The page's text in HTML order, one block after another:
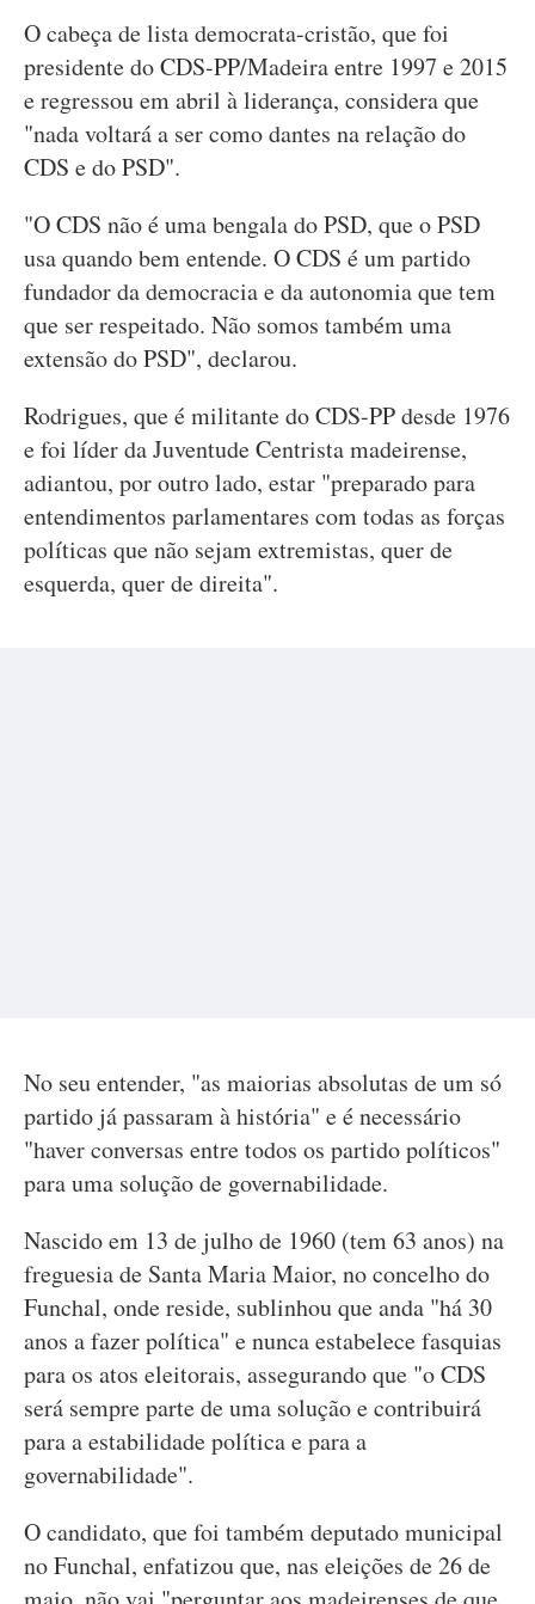
O cabeça de lista democrata-cristão, que foi
presidente do CDS-PP/Madeira entre 1997 e 2015
e regressou em abril à liderança, considera que
"nada voltará a ser como dantes na relação do
CDS e do PSD".
"O CDS não é uma bengala do PSD, que o PSD
usa quando bem entende. O CDS é um partido
fundador da democracia e da autonomia que tem
que ser respeitado. Não somos também uma
extensão do PSD", declarou.
Rodrigues, que é militante do CDS-PP desde 1976
e foi líder da Juventude Centrista madeirense,
adiantou, por outro lado, estar "preparado para
entendimentos parlamentares com todas as forças
políticas que não sejam extremistas, quer de
esquerda, quer de direita".
No seu entender, "as maiorias absolutas de um só
partido já passaram à história" e é necessário
"haver conversas entre todos os partido políticos"
para uma solução de governabilidade.
Nascido em 13 de julho de 1960 (tem 63 anos) na
freguesia de Santa Maria Maior, no concelho do
Funchal, onde reside, sublinhou que anda "há 30
anos a fazer política" e nunca estabelece fasquias
para os atos eleitorais, assegurando que "o CDS
será sempre parte de uma solução e contribuirá
para a estabilidade política e para a
governabilidade".
O candidato, que foi também deputado municipal
no Funchal, enfatizou que, nas eleições de 26 de